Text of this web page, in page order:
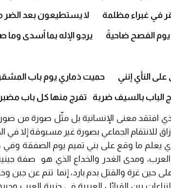
مظلمة لا يستطيعون بعد الضر
ضاحيةً يرجو الإله بما أسدى وما
النأي إنني حميت ذماري يوم باب
بالسيف ضربة تفرج منها كل باب
افتقد معنى الإنسانية بل مثّل صورة من صور
للانتقام الجماعي بصورة غير مسبوقة إلا في
يعلم ما وقع على بني تميم يوم الصفقة
ومدى الغدر والخداع الذي هو صفة
حين غرة والقتل بدم بارد، إنما تنم عن
بين القبائل العربية في جزيرة العرب